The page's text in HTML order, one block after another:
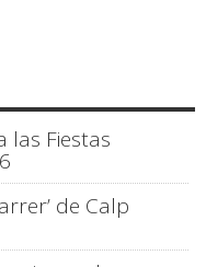
las Fiestas
de Calp